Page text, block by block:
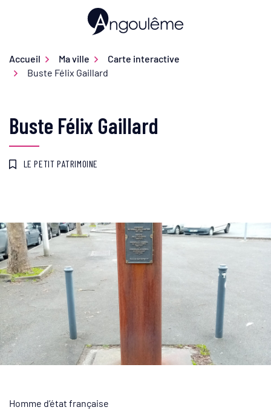
Ville d'Angoulême
Accueil Ma ville
Carte interactive
Buste Félix Gaillard
Buste Félix Gaillard
LE PETIT PATRIMOINE
Homme d’état française